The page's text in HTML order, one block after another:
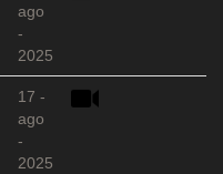
ago
-
2025
17 -
ago
-
2025